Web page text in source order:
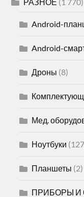
Android-
Android-
Дроны (8)
Мед.
Ноутбуки
Планшеты (2)
ПРИБОРЫ И